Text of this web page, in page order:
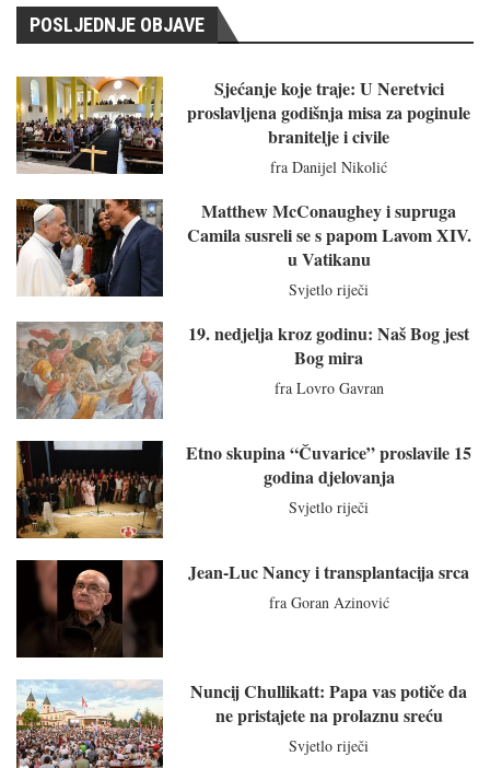
POSLJEDNJE OBJAVE
Sjećanje koje traje: U Neretvici
proslavljena godišnja misa za poginule
branitelje i civile
fra Danijel Nikolić
Matthew McConaughey i supruga
Camila susreli se s papom Lavom XIV.
u Vatikanu
Svjetlo riječi
19. nedjelja kroz godinu: Naš Bog jest
Bog mira
fra Lovro Gavran
Etno skupina “Čuvarice” proslavile 15
godina djelovanja
Svjetlo riječi
Jean-Luc Nancy i transplantacija srca
fra Goran Azinović
Nuncij Chullikatt: Papa vas potiče da
ne pristajete na prolaznu sreću
Svjetlo riječi